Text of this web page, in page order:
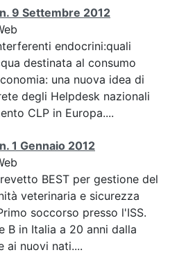
9 Settembre 2012
endocrini:quali
destinata al consumo
una nuova idea di
degli Helpdesk nazionali
CLP in Europa....
1 Gennaio 2012
BEST per gestione del
veterinaria e sicurezza
soccorso presso l'ISS.
B in Italia a 20 anni dalla
ai nuovi nati....